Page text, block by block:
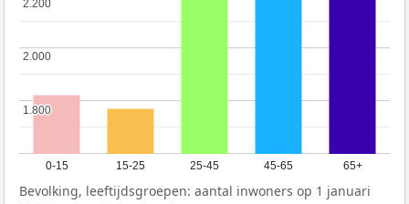
0-15 15-25 25-45 45-65 65+
1.800
1.800
2.000
2.000
2.200
2.200
Bevolking, leeftijdsgroepen: aantal inwoners op 1 januari